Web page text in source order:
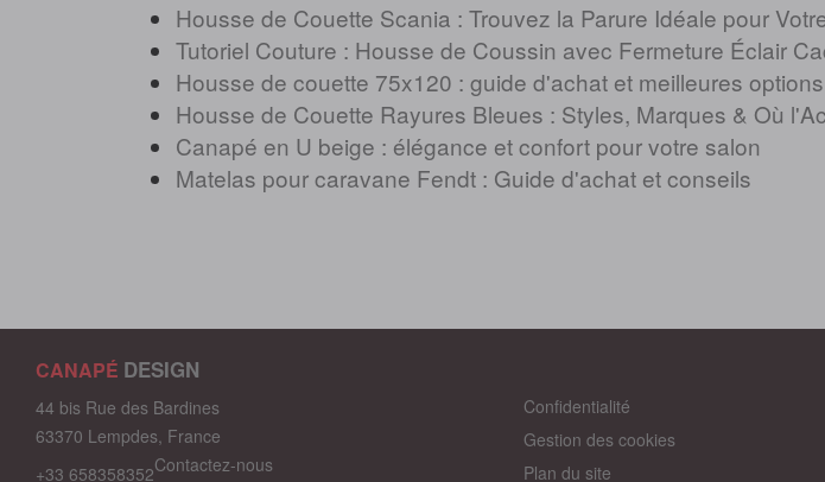
Housse de Couette Scania : Trouvez la Parure Idéale pour
Tutoriel Couture : Housse de Coussin avec Fermeture Éclair
Housse de couette 75x120 : guide d'achat et meilleures options
Housse de Couette Rayures Bleues : Styles, Marques & Où
Canapé en U beige : élégance et confort pour votre salon
Matelas pour caravane Fendt : Guide d'achat et conseils
CANAPÉ DESIGN
44 bis Rue des Bardines
63370 Lempdes, France
+33 658358352
Confidentialité
Gestion des cookies
Plan du site
Contactez-nous